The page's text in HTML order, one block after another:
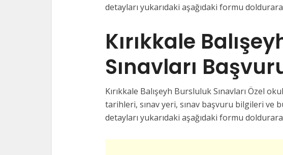
detayları yukarıdaki aşağıdaki formu
Kırıkkale
Sınavları
Kırıkkale Balışeyh Bursluluk Sınavları Özel
tarihleri, sınav yeri, sınav başvuru bilgileri ve
detayları yukarıdaki aşağıdaki formu